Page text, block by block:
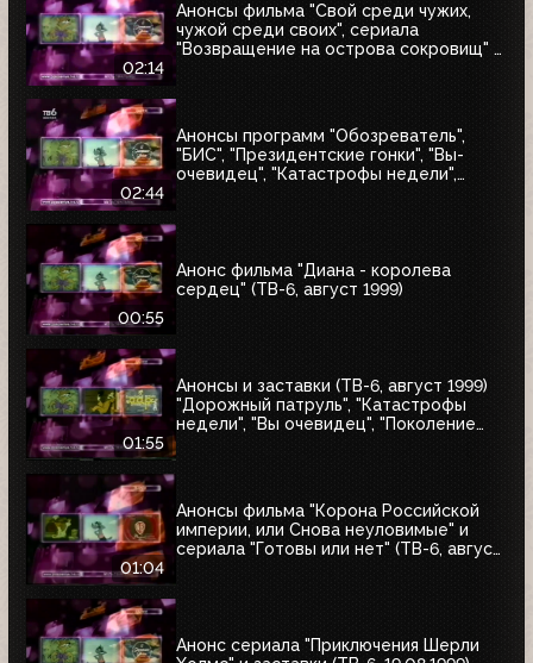
02:14
Анонсы фильма "Свой среди чужих,
чужой среди своих", сериала
"Возвращение на острова сокровищ" и
02:44
Анонсы программ "Обозреватель",
"БИС", "Президентские гонки", "Вы-
очевидец", "Катастрофы недели",
00:55
Анонс фильма "Диана - королева
сердец" (ТВ-6, август 1999)
01:55
Анонсы и заставки (ТВ-6, август 1999)
"Дорожный патруль", "Катастрофы
недели", "Вы очевидец", "Поколение
01:04
Анонсы фильма "Корона Российской
империи, или Снова неуловимые" и
сериала "Готовы или нет" (ТВ-6, август
Анонс сериала "Приключения Шерли